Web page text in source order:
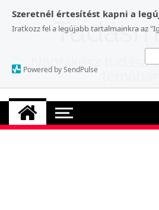
Szeretnél értesítést kapni a
Iratkozz fel a legújabb tartalmainkra az
Powered by SendPulse
content
Naprakész